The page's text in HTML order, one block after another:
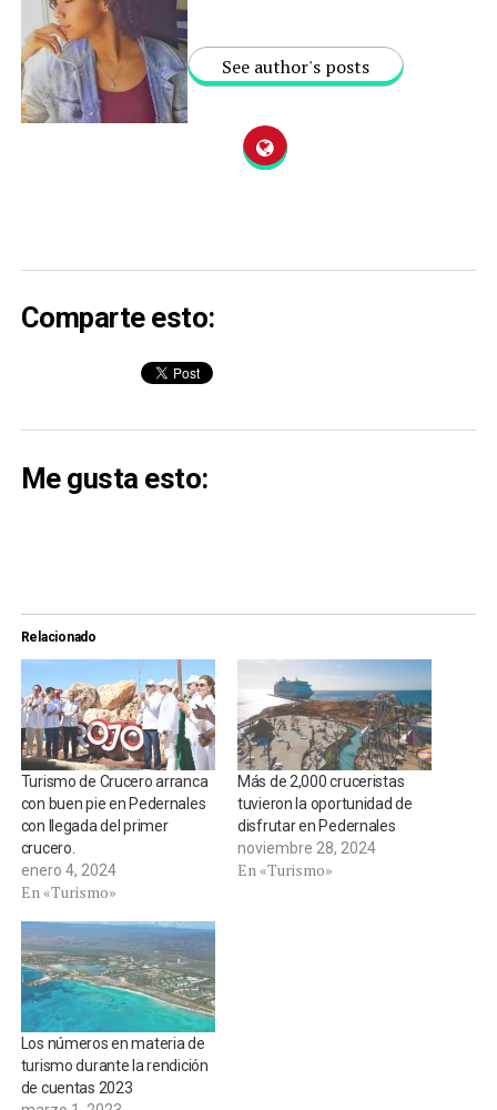
See author's posts
Comparte esto:
Me gusta esto:
Relacionado
Turismo de Crucero arranca
con buen pie en Pedernales
con llegada del primer
crucero.
enero 4, 2024
En «Turismo»
Más de 2,000 cruceristas
tuvieron la oportunidad de
disfrutar en Pedernales
noviembre 28, 2024
En «Turismo»
Los números en materia de
turismo durante la rendición
de cuentas 2023